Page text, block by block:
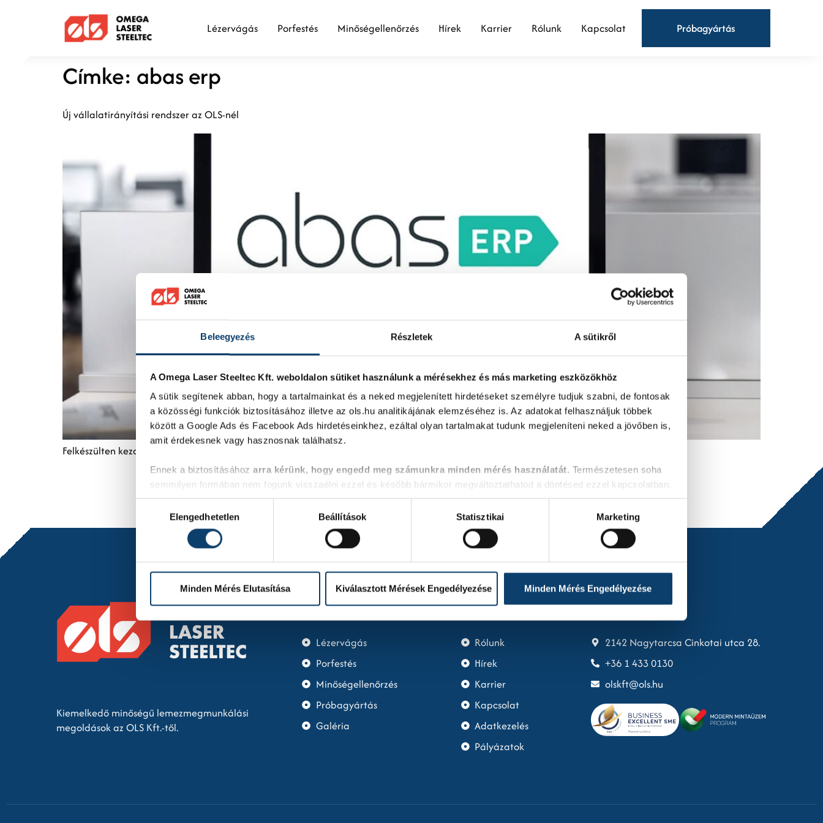
Beleegyezés Részletek A sütikről
A Omega Laser Steeltec Kft. weboldalon sütiket használunk a mérésekhez és más marketing eszközökhöz
A sütik segítenek abban, hogy a tartalmainkat és a neked megjelenített hirdetéseket személyre tudjuk szabni, de fontosak
a közösségi funkciók biztosításához illetve az ols.hu analitikájának elemzéséhez is. Az adatokat felhasználjuk többek
között a Google Ads és Facebook Ads hirdetéseinkhez, ezáltal olyan tartalmakat tudunk megjeleníteni neked a jövőben is,
amit érdekesnek vagy hasznosnak találhatsz.
Ennek a biztosításához arra kérünk, hogy engedd meg számunkra minden mérés használatát. Természetesen soha
semmilyen formában nem fogunk visszaélni ezzel és később bármikor megváltoztathatod a döntésed ezzel kapcsolatban.
Előre is köszönjük!
kiválasztásaElengedhetetlen Beállítások Statisztikai Marketing
Minden Mérés Elutasítása Kiválasztott Mérések Engedélyezése Minden Mérés Engedélyezése
Lézervágás Porfestés Minőségellenőrzés Hírek Karrier Rólunk Kapcsolat Próbagyártás
Címke: abas erp
Új vállalatirányítási rendszer az OLS-nél
Felkészülten kezdjük az új évet, 2020-ban már az ABAS ERP integrált vállalatirányítási rendszere vezeti minden lépésünket.
Kiemelkedő minőségű lemezmegmunkálási
megoldások az OLS Kft.-től.
Információ
Lézervágás
Porfestés
Minőségellenőrzés
Próbagyártás
Galéria
Cégünk
Rólunk
Hírek
Karrier
Kapcsolat
Adatkezelés
Pályázatok
Kapcsolat
2142 Nagytarcsa Cinkotai utca 28.
+36 1 433 0130
olskft@ols.hu